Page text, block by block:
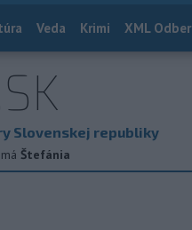
Veda Krimi XML Odber
.SK
Slovenskej republiky
Štefánia